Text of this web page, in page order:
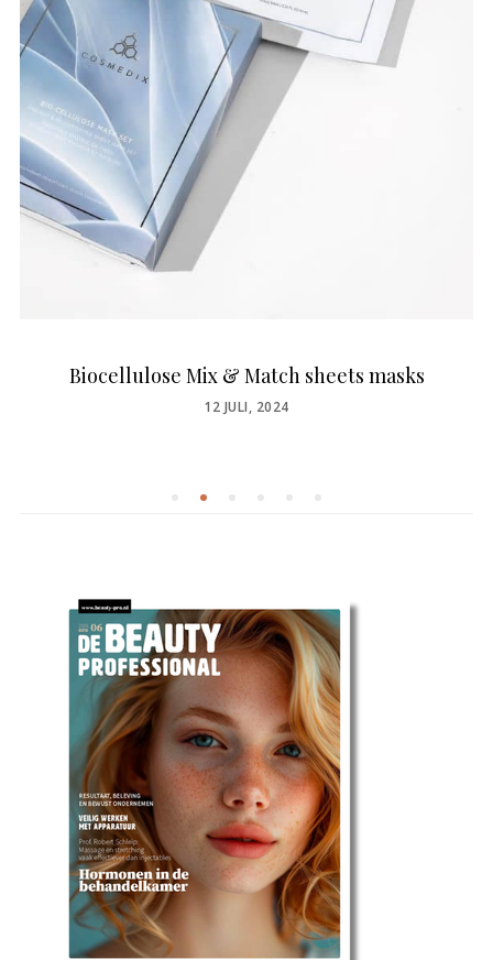
Biocellulose Mix & Match sheets masks
POSTED
12 JULI, 2024